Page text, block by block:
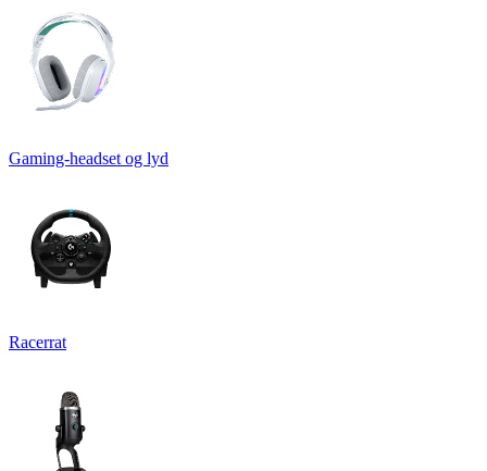
Gaming-headset og lyd
Racerrat